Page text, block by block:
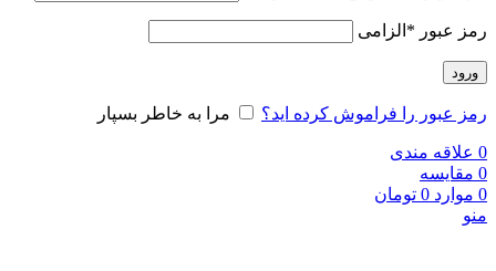
رمز عبور * الزامی
ورود
رمز عبور را فراموش کرده اید؟ مرا به خاطر بسپار
0 علاقه مندی
0 مقایسه
0 موارد 0 تومان
منو